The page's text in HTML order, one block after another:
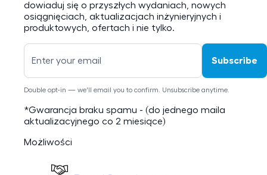
dowiaduj się o przyszłych wydaniach, nowych
osiągnięciach, aktualizacjach inżynieryjnych i
produktowych, ofertach i nie tylko.
Subscribe
Double opt-in — we'll email you to confirm. Unsubscribe anytime.
*Gwarancja braku spamu - (do jednego maila
aktualizacyjnego co 2 miesiące)
Możliwości